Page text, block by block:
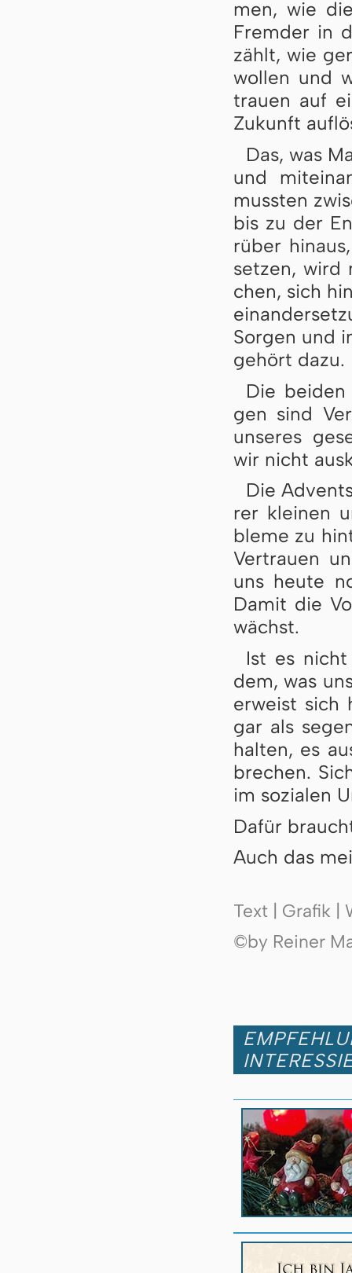
men, wie
Frem­der in
zählt, wie
wol­len und
trau­en auf
Zu­kunft
Das, was
und
muss­ten
bis zu der
rüber
set­zen,
chen, sich
Sor­gen und
ge­hört da­zu.
Die
gen sind
un­se­res
wir nicht
Die
rer klei­nen
ble­me zu
Ver­trau­en
uns heu­te
Da­mit die
wächst.
Ist es
dem, was
er­weist sich
gar als
hal­ten, es
bre­chen.
im so­zi­a­len
Dafür
Auch das
Text | Grafik |
©by Reiner